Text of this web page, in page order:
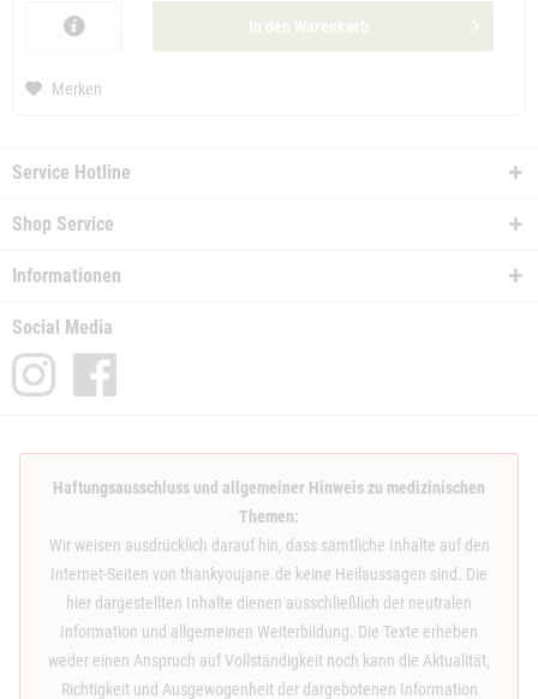
In den Warenkorb
Merken
Service Hotline
Shop Service
Informationen
Social Media
Haftungsausschluss und allgemeiner Hinweis zu medizinischen
Themen:
Wir weisen ausdrücklich darauf hin, dass sämtliche Inhalte auf den
Internet-Seiten von thankyoujane.de keine Heilaussagen sind. Die
hier dargestellten Inhalte dienen ausschließlich der neutralen
Information und allgemeinen Weiterbildung. Die Texte erheben
weder einen Anspruch auf Vollständigkeit noch kann die Aktualität,
Richtigkeit und Ausgewogenheit der dargebotenen Information